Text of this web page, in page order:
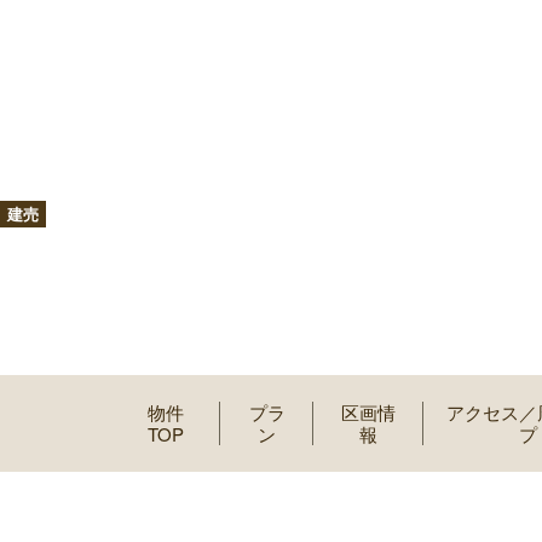
建売
物件
TOP
プラ
ン
区画情
報
アクセス
プ